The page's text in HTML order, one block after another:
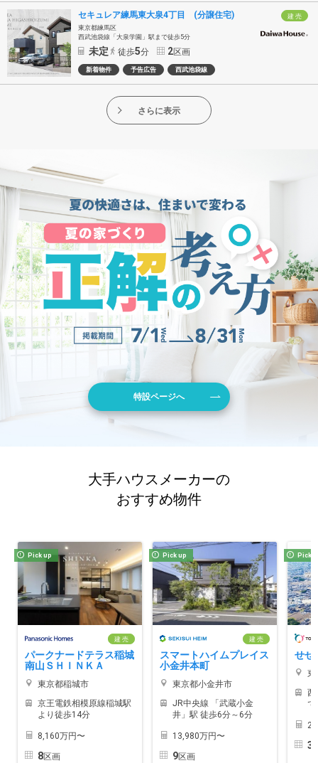
建 売
セキュレア練馬東大泉4丁目 (分譲住宅)
東京都練馬区
西武池袋線「大泉学園」駅まで徒歩5分
未定 徒歩5分 2区画
新着物件 予告広告 西武池袋線
さらに表示
特設ページへ
大手ハウスメーカーの
おすすめ物件
Pick up
建 売
パークナードテラス稲城
南山ＳＨＩＮＫＡ
東京都稲城市
京王電鉄相模原線稲城駅
より徒歩14分
8,160万円〜
8区画
Pick up
建 売
スマートハイムプレイス
小金井本町
東京都小金井市
JR中央線 「武蔵小金
井」駅 徒歩6分～6分
13,980万円〜
9区画
Pick
せせ
東
西
で
33